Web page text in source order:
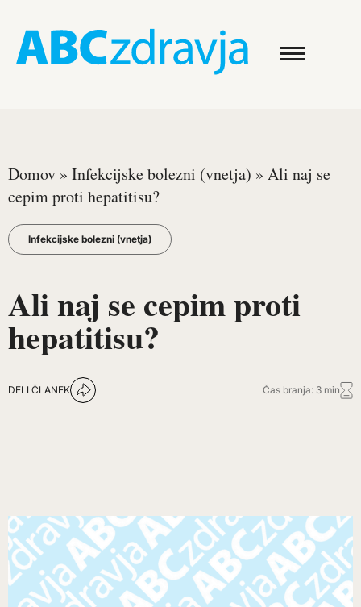
Domov » Infekcijske bolezni (vnetja) » Ali naj se
cepim proti hepatitisu?
Infekcijske bolezni (vnetja)
Ali naj se cepim proti
hepatitisu?
DELI ČLANEK Čas branja: 3 min